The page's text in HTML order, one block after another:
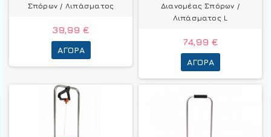
Σπόρων / Λιπάσματος
39,99 €
ΑΓΟΡΆ
Διανομέας Σπόρων /
Λιπάσματος L
74,99 €
ΑΓΟΡΆ